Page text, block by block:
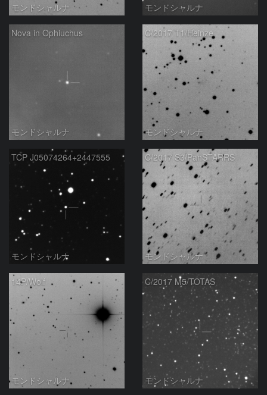
モンドシャルナ モンドシャルナ
Nova in Ophiuchus
モンドシャルナ
C/2017 T1/Heinze
モンドシャルナ
TCP J05074264+2447555
モンドシャルナ
C/2017 S3/PanSTARRS
モンドシャルナ
14P/Wolf
モンドシャルナ
C/2017 M5/TOTAS
モンドシャルナ